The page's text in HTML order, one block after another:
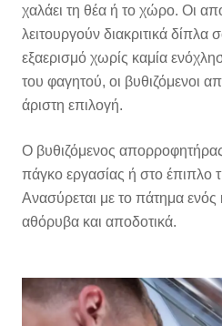
χαλάει τη θέα ή το χώρο. Οι
λειτουργούν διακριτικά δίπλα
εξαερισμό χωρίς καμία
του φαγητού, οι βυθιζόμενοι
άριστη επιλογή.
Ο βυθιζόμενος
πάγκο εργασίας ή στο έπιπλο
Ανασύρεται με το πάτημα ενός
αθόρυβα και αποδοτικά.